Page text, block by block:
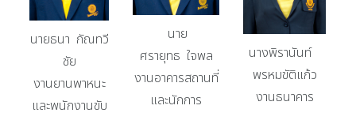
นายธนา กัณทวี
ชัย
งานยานพาหนะ
และพนักงานขับ
นาย
ศรายุทธ ใจพล
งานอาคารสถานที่
และนักการ
นางพิรานันท์
พรหมขัติแก้ว
งานธนาคาร